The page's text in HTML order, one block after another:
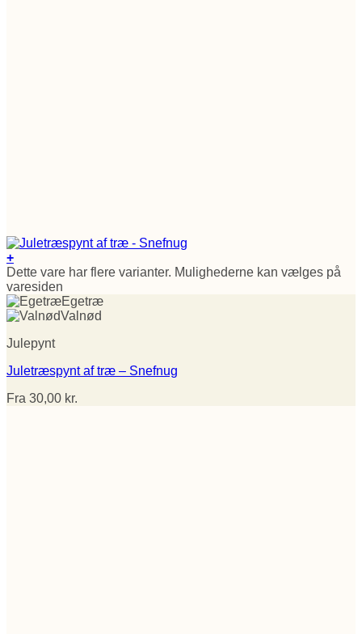
+
Dette vare har flere varianter. Mulighederne kan vælges på
varesiden
Egetræ
Valnød
Julepynt
Juletræspynt af træ – Snefnug
Fra 30,00 kr.